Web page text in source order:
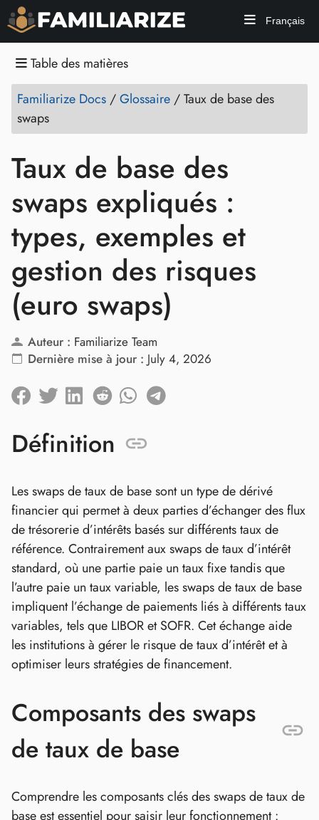
Français
Table des matières
Familiarize Docs /Glossaire /Taux de base des
swaps
Taux de base des
swaps expliqués :
types, exemples et
gestion des risques
(euro swaps)
Auteur : Familiarize Team
Dernière mise à jour : July 4, 2026
Définition
Les swaps de taux de base sont un type de dérivé
financier qui permet à deux parties d’échanger des flux
de trésorerie d’intérêts basés sur différents taux de
référence. Contrairement aux swaps de taux d’intérêt
standard, où une partie paie un taux fixe tandis que
l’autre paie un taux variable, les swaps de taux de base
impliquent l’échange de paiements liés à différents taux
variables, tels que LIBOR et SOFR. Cet échange aide
les institutions à gérer le risque de taux d’intérêt et à
optimiser leurs stratégies de financement.
Composants des swaps
de taux de base
Comprendre les composants clés des swaps de taux de
base est essentiel pour saisir leur fonctionnement :